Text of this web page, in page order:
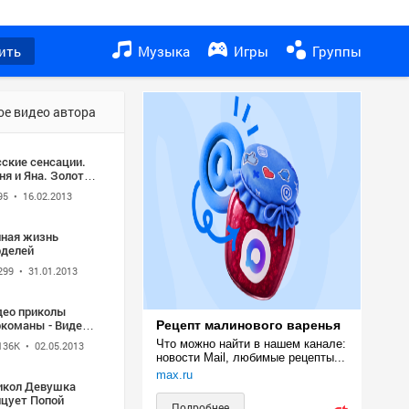
Музыка Игры Группы
видео автора
сенсации.
и Яна. Золото
• 16.02.2013
жизнь
• 31.01.2013
приколы
- Видео
- Видео
• 02.05.2013
Девушка
Попой
Рецепт малинового варенья
Что можно найти в нашем канале:
новости Mail, любимые рецепты...
max.ru